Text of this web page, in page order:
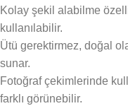
Kolay şekil alabilme
kullanılabilir.
Ütü gerektirmez, doğal
sunar.
Fotoğraf çekimlerinde
farklı görünebilir.